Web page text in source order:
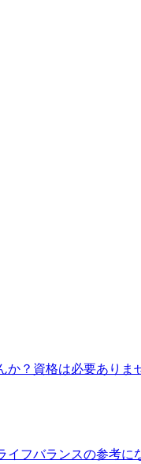
？資格は必要ありま
フバランスの参考に